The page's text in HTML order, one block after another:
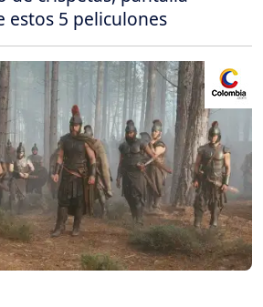
estos 5 peliculones